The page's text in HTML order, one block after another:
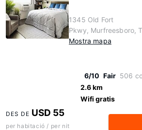
1345 Old Fort
Pkwy, Murfreesboro,
Mostra mapa
6/10 Fair 506
2.6 km
Wifi gratis
DES DE USD 55
per habitació / per nit